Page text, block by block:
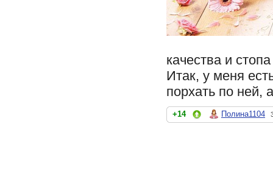
качества и
Итак, у меня
порхать по ней,
+14 Полина1104